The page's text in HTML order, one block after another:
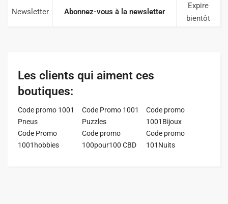
Newsletter Abonnez-vous à la newsletter
Expire
bientôt
Les clients qui aiment ces
boutiques:
Code promo 1001
Pneus
Code Promo 1001
Puzzles
Code promo
1001Bijoux
Code Promo
1001hobbies
Code promo
100pour100 CBD
Code promo
101Nuits